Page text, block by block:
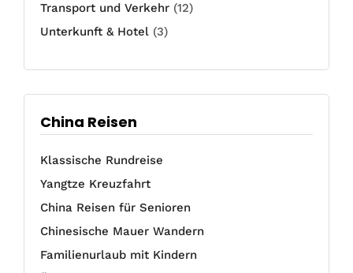
Transport und Verkehr (12)
Unterkunft & Hotel (3)
China Reisen
Klassische Rundreise
Yangtze Kreuzfahrt
China Reisen für Senioren
Chinesische Mauer Wandern
Familienurlaub mit Kindern